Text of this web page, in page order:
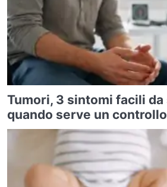
Tumori, 3 sintomi facili
quando serve un controllo